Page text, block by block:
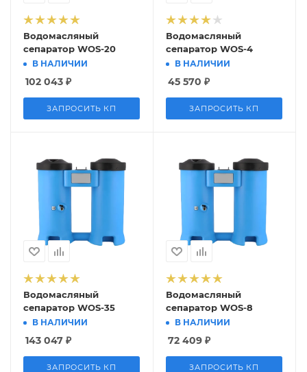
Водомасляный
сепаратор WOS-20
В НАЛИЧИИ
102 043 ₽
ЗАПРОСИТЬ КП
Водомасляный
сепаратор WOS-4
В НАЛИЧИИ
45 570 ₽
ЗАПРОСИТЬ КП
Водомасляный
сепаратор WOS-35
В НАЛИЧИИ
143 047 ₽
ЗАПРОСИТЬ КП
Водомасляный
сепаратор WOS-8
В НАЛИЧИИ
72 409 ₽
ЗАПРОСИТЬ КП